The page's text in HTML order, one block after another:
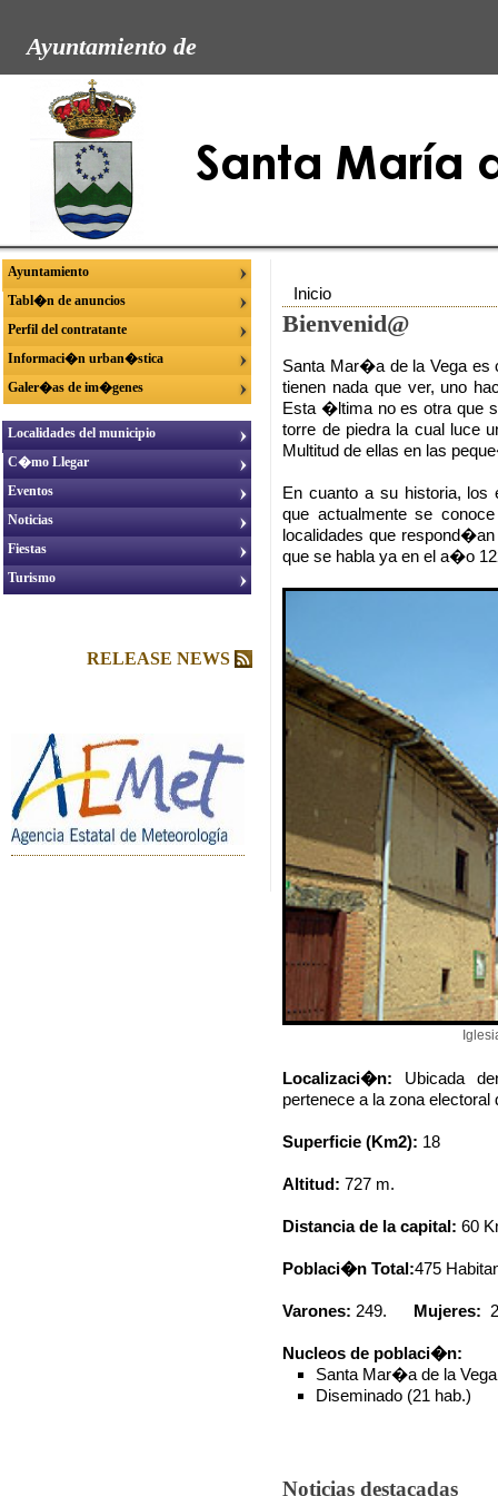
Ayuntamiento de
Ayuntamiento
Tabl�n de anuncios
Perfil del contratante
Informaci�n urban�stica
Galer�as de im�genes
Localidades del municipio
C�mo Llegar
Eventos
Noticias
Fiestas
Turismo
RELEASE NEWS
Inicio
Bienvenid@
Santa Mar�a de la Vega es
tienen nada que ver, uno
Esta �ltima no es otra que
torre de piedra la cual luce
Multitud de ellas en las
En cuanto a su historia,
que actualmente se
localidades que
que se habla ya en el a�o
Localizaci�n: Ubicada
pertenece a la zona electoral
Superficie (Km2): 18
Altitud: 727 m.
Distancia de la capital: 60
Poblaci�n Total:475
Varones: 249. Mujeres:
Nucleos de poblaci�n:
Santa Mar�a de la
Diseminado (21 hab.)
Noticias destacadas